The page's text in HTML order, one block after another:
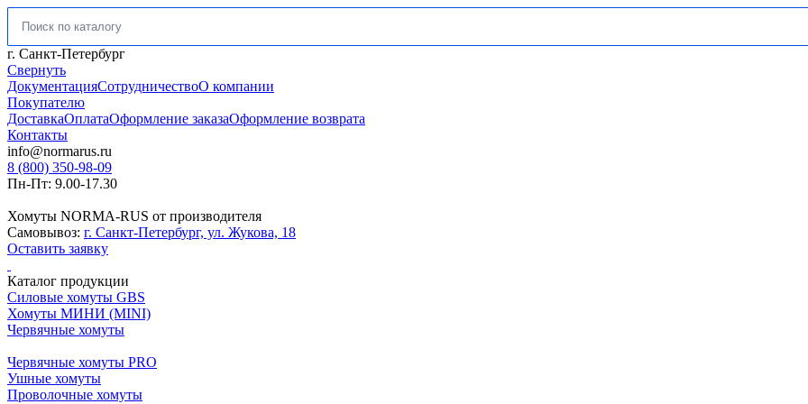
Искать:
г. Санкт-Петербург
Свернуть
ДокументацияСотрудничествоО компании
Покупателю
ДоставкаОплатаОформление заказаОформление возврата
Контакты
info@normarus.ru
8 (800) 350-98-09
Пн-Пт: 9.00-17.30
Хомуты NORMA-RUS от производителя
Самовывоз: г. Санкт-Петербург, ул. Жукова, 18
Оставить заявку
Каталог продукции
Силовые хомуты GBS
Хомуты МИНИ (MINI)
Червячные хомуты
Червячные хомуты PRO
Ушные хомуты
Проволочные хомуты